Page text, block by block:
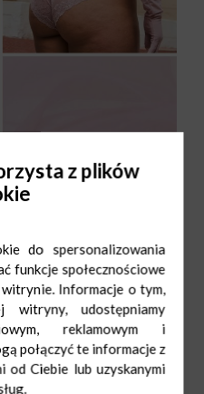
z plików
do spersonalizowania
funkcje społecznościowe
Informacje o tym,
udostępniamy
reklamowym i
połączyć te informacje z
od Ciebie lub uzyskanymi